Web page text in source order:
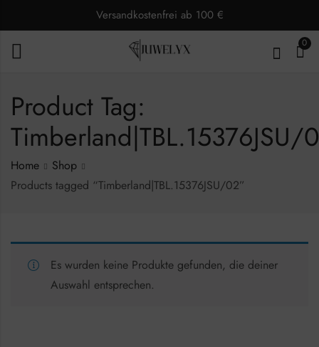
Versandkostenfrei ab 100 €
0
Product Tag:
Timberland|TBL.15376JSU/
Home
Shop
Products tagged “Timberland|TBL.15376JSU/02”
Es wurden keine Produkte gefunden, die deiner
Auswahl entsprechen.